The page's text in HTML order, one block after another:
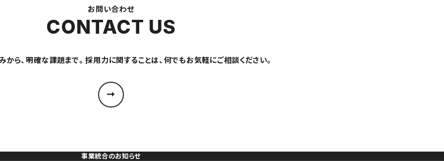
お問い合わせ
CONTACT US
から、明確な課題まで。採用力に関することは、何でもお気軽にご相談ください。
事業統合のお知らせ